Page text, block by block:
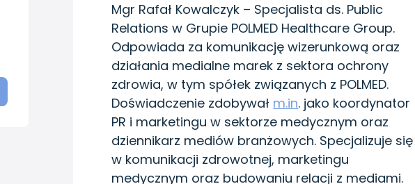
Mgr Rafał Kowalczyk – Specjalista ds. Public
Relations w Grupie POLMED Healthcare Group.
Odpowiada za komunikację wizerunkową oraz
działania medialne marek z sektora ochrony
zdrowia, w tym spółek związanych z POLMED.
Doświadczenie zdobywał m.in. jako koordynator
PR i marketingu w sektorze medycznym oraz
dziennikarz mediów branżowych. Specjalizuje się
w komunikacji zdrowotnej, marketingu
medycznym oraz budowaniu relacji z mediami.